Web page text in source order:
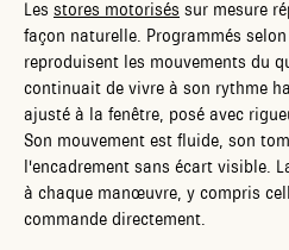
Les stores motorisés sur mesure
façon naturelle. Programmés
reproduisent les mouvements du
continuait de vivre à son rythme
ajusté à la fenêtre, posé avec
Son mouvement est fluide, son
l'encadrement sans écart visible.
à chaque manœuvre, y compris
commande directement.